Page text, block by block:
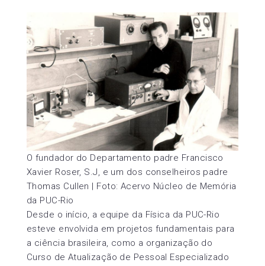
O fundador do Departamento padre Francisco
Xavier Roser, S.J, e um dos conselheiros padre
Thomas Cullen | Foto: Acervo Núcleo de Memória
da PUC-Rio
Desde o início, a equipe da Física da PUC-Rio
esteve envolvida em projetos fundamentais para
a ciência brasileira, como a organização do
Curso de Atualização de Pessoal Especializado